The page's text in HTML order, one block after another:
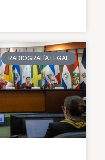
RADIOGRAFÍA LEGAL